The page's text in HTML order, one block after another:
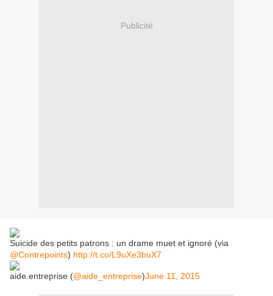
Publicité
Suicide des petits patrons : un drame muet et ignoré (via
@Contrepoints) http://t.co/L9uXe3buX7
aide.entreprise (@aide_entreprise)June 11, 2015